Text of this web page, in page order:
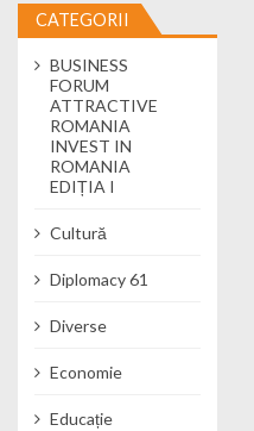
CATEGORII
BUSINESS
FORUM
ATTRACTIVE
ROMANIA
INVEST IN
ROMANIA
EDIȚIA I
Cultură
Diplomacy 61
Diverse
Economie
Educație